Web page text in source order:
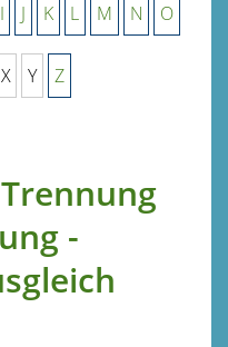
I J K L M N O
X Y Z
-